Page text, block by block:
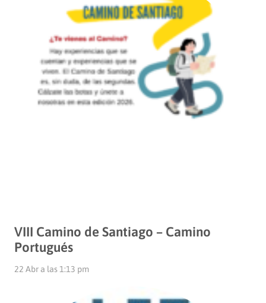
VIII Camino de Santiago – Camino
Portugués
22 Abr a las 1:13 pm